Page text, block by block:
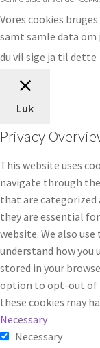
Vores cookies
samt samle data
du vil sige ja til dette
Luk
Privacy
This website uses
navigate through
that are categorized
they are essential
website. We also
understand how you
stored in your
option to opt-out of
these cookies may
Necessary
Necessary